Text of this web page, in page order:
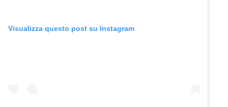
Visualizza questo post su Instagram